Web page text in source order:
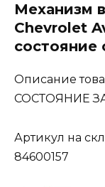
Механизм
Chevrolet
состояние
Описание
СОСТОЯНИЕ
Артикул на
84600157